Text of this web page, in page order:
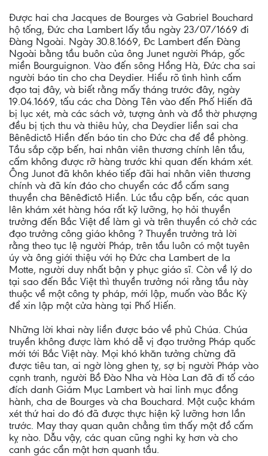
Ðược hai cha Jacques de Bourges và Gabriel Bouchard
hộ tống, Ðức cha Lambert lấy tầu ngày 23/07/1669 đi
Ðàng Ngoài. Ngày 30.8.1669, Đc Lambert đến Đàng
Ngoài bằng tầu buôn của ông Junet người Pháp, gốc
miền Bourguignon. Vào đến sông Hồng Hà, Ðức cha sai
người báo tin cho cha Deydier. Hiểu rõ tình hình cấm
đạo taị đây, và biết rằng mấy tháng trước đây, ngày
19.04.1669, tấu các cha Dòng Tên vào đến Phố Hiến đã
bị lục xét, mà các sách vở, tượng ảnh và đồ thờ phượng
đều bị tịch thu và thiêu hủy, cha Deydier liền sai cha
Bênêdictô Hiền đến báo tin cho Ðức cha để đề phòng.
Tầu sắp cặp bến, hai nhân viên thương chính lên tầu,
cấm không được rỡ hàng trước khi quan đến khám xét.
Ông Junot đã khôn khéo tiếp đãi hai nhân viên thương
chính và đã kín đáo cho chuyển các đồ cấm sang
thuyền cha Bênêđictô Hiền. Lúc tầu cập bến, các quan
lên khám xét hàng hóa rất kỹ lưỡng, họ hỏi thuyền
trưởng đến Bắc Việt để làm gì và trên thuyền có chở các
đạo trưởng công giáo không ? Thuyền trưởng trả lời
rằng theo tục lệ người Pháp, trên tầu luôn có một tuyên
úy và ông giới thiệu với họ Ðức cha Lambert de la
Motte, người duy nhất bận y phục giáo sĩ. Còn về lý do
tại sao đến Bắc Việt thì thuyền trưởng nói rằng tầu này
thuộc về một công ty pháp, mới lập, muốn vào Bắc Kỳ
để xin lập một cửa hàng tại Phố Hiến.
Những lời khai này liền được báo về phủ Chúa. Chúa
truyền không được làm khó dễ vị đạo trưởng Pháp quốc
mới tới Bắc Việt này. Mọi khó khăn tưởng chừng đã
được tiêu tan, ai ngờ lòng ghen tỵ, sợ bị người Pháp vào
cạnh tranh, người Bồ Ðào Nha và Hòa Lan đã đi tố cáo
đích danh Giám Mục Lambert và hai linh mục đồng
hành, cha de Bourges và cha Bouchard. Một cuộc khám
xét thứ hai do đó đã được thực hiện kỹ lưỡng hơn lần
trước. May thay quan quân chẳng tìm thấy một đồ cấm
kỵ nào. Dẫu vậy, các quan cũng nghi kỵ hơn và cho
canh gác cẩn mật hơn quanh tầu.